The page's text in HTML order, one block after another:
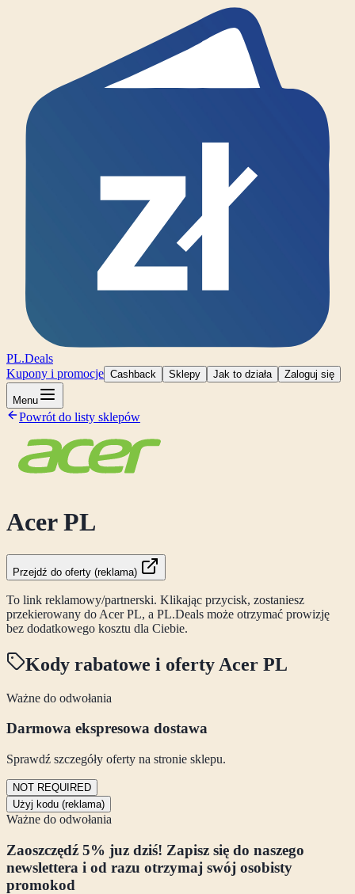
PL.Deals
Kupony i promocje Cashback Sklepy Jak to działa Zaloguj się
Menu
Powrót do listy sklepów
Acer PL
Przejdź do oferty (reklama)
To link reklamowy/partnerski. Klikając przycisk, zostaniesz
przekierowany do Acer PL, a PL.Deals może otrzymać prowizję
bez dodatkowego kosztu dla Ciebie.
Kody rabatowe i oferty Acer PL
Ważne do odwołania
Darmowa ekspresowa dostawa
Sprawdź szczegóły oferty na stronie sklepu.
NOT REQUIRED
Użyj kodu (reklama)
Ważne do odwołania
Zaoszczędź 5% juz dziś! Zapisz się do naszego
newslettera i od razu otrzymaj swój osobisty
promokod